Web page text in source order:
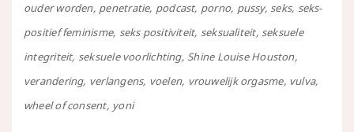
ouder worden penetratie podcast porno pussy seks seks-
positief feminisme seks positiviteit seksualiteit seksuele
integriteit seksuele voorlichting Shine Louise Houston
verandering verlangens voelen vrouwelijk orgasme vulva
wheel of consent yoni